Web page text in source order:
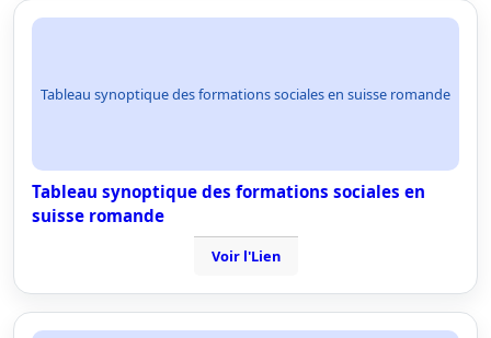
Tableau synoptique des formations sociales en suisse romande
Tableau synoptique des formations sociales en
suisse romande
Voir l'Lien